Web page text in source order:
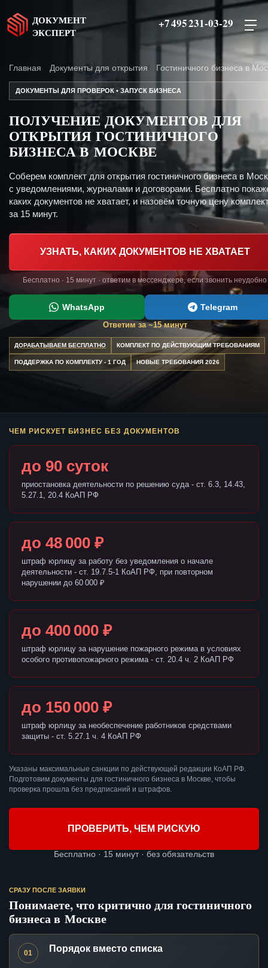
ДОКУМЕНТ
ЭКСПЕРТ
+7 495 231-03-29
Главная Документы для открытия Гостиничного бизнеса в
ДОКУМЕНТЫ ДЛЯ ПРОВЕРОК • ЗАПУСК БИЗНЕСА
ПОЛУЧЕНИЕ ДОКУМЕНТОВ ДЛЯ
ОТКРЫТИЯ ГОСТИНИЧНОГО
БИЗНЕСА В МОСКВЕ
Соберем комплект для открытия гостиничного бизнеса в
с уведомлениями, журналами и договорами. Бесплатно
каких документов не хватает, и назовём точную цену
за 15 минут.
УЗНАТЬ, КАКИХ ДОКУМЕНТОВ НЕ ХВАТАЕТ
Бесплатно · 15 минут · ответим в мессенджере, если звонить неудобно
WhatsApp Telegram
Ответим за ~15 минут
ДОРАБАТЫВАЕМ БЕСПЛАТНО КОМПЛЕКТ ПО ДЕЙСТВУЮЩИМ ТРЕБОВАНИЯМ
ПОДДЕРЖКА ПО КОМПЛЕКТУ - 1 ГОД НОВЫЕ ТРЕБОВАНИЯ 2026
ЧЕМ РИСКУЕТ БИЗНЕС БЕЗ ДОКУМЕНТОВ
до 90 суток
приостановка деятельности по решению суда - ст. 6.3, 14.43,
5.27.1, 20.4 КоАП РФ
до 48 000 ₽
штраф юрлицу за работу без уведомления о начале
деятельности - ст. 19.7.5-1 КоАП РФ, при повторном
нарушении до 60 000 ₽
до 400 000 ₽
штраф юрлицу за нарушение пожарного режима в условиях
особого противопожарного режима - ст. 20.4 ч. 2 КоАП РФ
до 150 000 ₽
штраф юрлицу за необеспечение работников средствами
защиты - ст. 5.27.1 ч. 4 КоАП РФ
Указаны максимальные санкции по действующей редакции КоАП РФ.
Подготовим документы для гостиничного бизнеса в Москве, чтобы
проверка прошла без предписаний и штрафов.
ПРОВЕРИТЬ, ЧЕМ РИСКУЮ
Бесплатно · 15 минут · без обязательств
СРАЗУ ПОСЛЕ ЗАЯВКИ
Понимаете, что критично для гостиничного
бизнеса в Москве
01 Порядок вместо списка